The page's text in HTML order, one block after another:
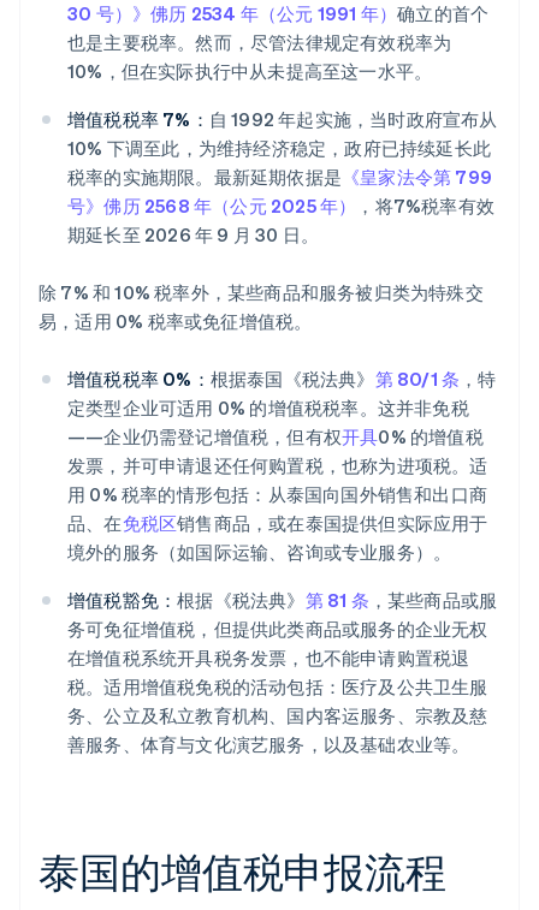
30 号）》佛历 2534 年（公元 1991 年）确立的首个
也是主要税率。然而，尽管法律规定有效税率为
10%，但在实际执行中从未提高至这一水平。
增值税税率 7%： 自 1992 年起实施，当时政府宣布从
10% 下调至此，为维持经济稳定，政府已持续延长此
税率的实施期限。最新延期依据是 《皇家法令第 799
号》佛历 2568 年（公元 2025 年）
，将7%税率有效
期延长至 2026 年 9 月 30 日。
除 7% 和 10% 税率外，某些商品和服务被归类为特殊交
易，适用 0% 税率或免征增值税。
增值税税率 0%： 根据泰国《税法典》 第 80/1 条 ，特
定类型企业可适用 0% 的增值税税率。这并非免税
——企业仍需登记增值税，但有权开具0% 的增值税
发票，并可申请退还任何购置税，也称为进项税。适
用 0% 税率的情形包括：从泰国向国外销售和出口商
品、在免税区销售商品，或在泰国提供但实际应用于
境外的服务（如国际运输、咨询或专业服务）。
增值税豁免：根据《税法典》 第 81 条 ，某些商品或服
务可免征增值税，但提供此类商品或服务的企业无权
在增值税系统开具税务发票，也不能申请购置税退
税。适用增值税免税的活动包括：医疗及公共卫生服
务、公立及私立教育机构、国内客运服务、宗教及慈
善服务、体育与文化演艺服务，以及基础农业等。
泰国的增值税申报流程